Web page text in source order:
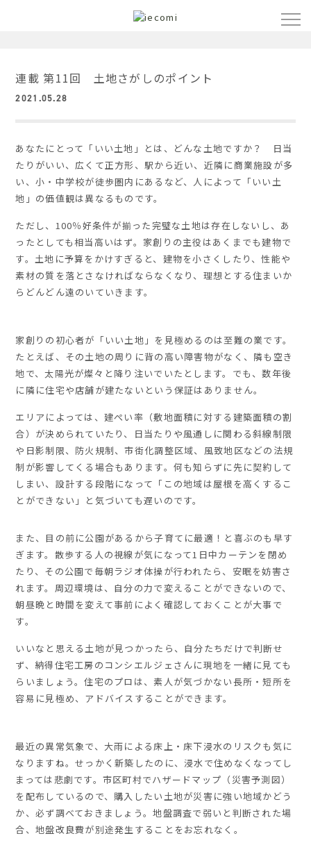
COLUMN
連載 第11回 土地さがしのポイント
2021.05.28
あなたにとって「いい土地」とは、どんな土地ですか？ 日当
たりがいい、広くて正方形、駅から近い、近隣に商業施設が多
い、小・中学校が徒歩圏内にあるなど、人によって「いい土
地」の価値観は異なるものです。
ただし、100％好条件が揃った完璧な土地は存在しないし、あ
ったとしても相当高いはず。家創りの主役はあくまでも建物で
す。土地に予算をかけすぎると、建物を小さくしたり、性能や
素材の質を落とさなければならなくなり、理想とする住まいか
らどんどん遠のいていきます。
家創りの初心者が「いい土地」を見極めるのは至難の業です。
たとえば、その土地の周りに背の高い障害物がなく、隣も空き
地で、太陽光が燦々と降り注いでいたとします。でも、数年後
に隣に住宅や店舗が建たないという保証はありません。
エリアによっては、建ぺい率（敷地面積に対する建築面積の割
合）が決められていたり、日当たりや風通しに関わる斜線制限
や日影制限、防火規制、市街化調整区域、風致地区などの法規
制が影響してくる場合もあります。何も知らずに先に契約して
しまい、設計する段階になって「この地域は屋根を高くするこ
とができない」と気づいても遅いのです。
また、目の前に公園があるから子育てに最適！と喜ぶのも早す
ぎます。散歩する人の視線が気になって1日中カーテンを閉め
たり、その公園で毎朝ラジオ体操が行われたら、安眠を妨害さ
れます。周辺環境は、自分の力で変えることができないので、
朝昼晩と時間を変えて事前によく確認しておくことが大事で
す。
いいなと思える土地が見つかったら、自分たちだけで判断せ
ず、納得住宅工房のコンシエルジェさんに現地を一緒に見ても
らいましょう。住宅のプロは、素人が気づかない長所・短所を
容易に見極め、アドバイスすることができます。
最近の異常気象で、大雨による床上・床下浸水のリスクも気に
なりますね。せっかく新築したのに、浸水で住めなくなってし
まっては悲劇です。市区町村でハザードマップ（災害予測図）
を配布しているので、購入したい土地が災害に強い地域かどう
か、必ず調べておきましょう。地盤調査で弱いと判断された場
合、地盤改良費が別途発生することをお忘れなく。